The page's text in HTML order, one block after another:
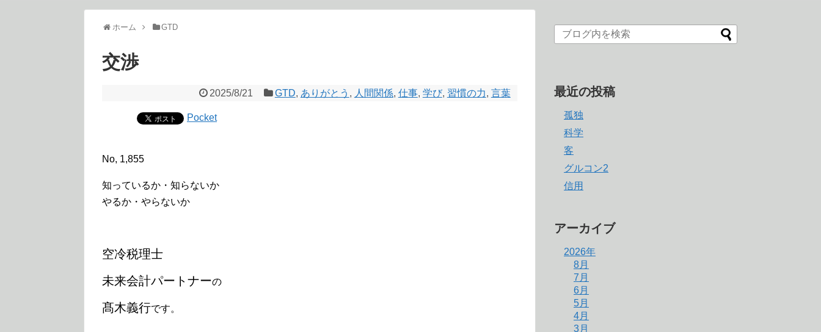
ホーム GTD
交渉
2025/8/21 GTD, ありがとう , 人間関係, 仕事, 学び, 習慣の力, 言葉
Pocket
No, 1,855
知っているか・知らないか
やるか・やらないか
空冷税理士
未来会計パートナーの
髙木義行です。
最近の投稿
孤独
科学
客
グルコン2
信用
アーカイブ
2026年
8月
7月
6月
5月
4月
3月